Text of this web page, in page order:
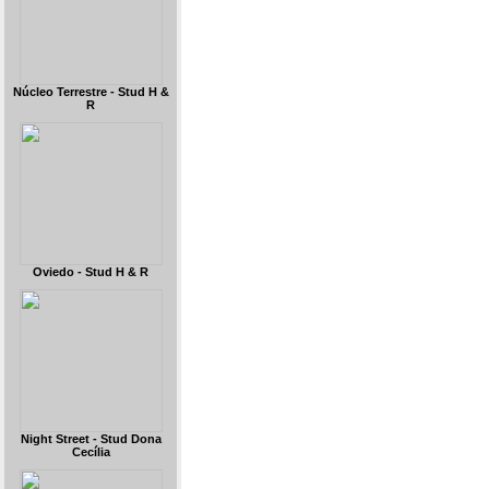
Núcleo Terrestre - Stud H &
R
Oviedo - Stud H & R
Night Street - Stud Dona
Cecília